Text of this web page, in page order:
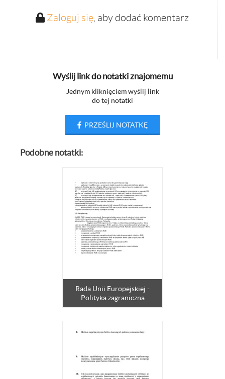
Zaloguj się, aby dodać komentarz
Wyślij link do notatki znajomemu
Jednym kliknięciem wyślij link
do tej notatki
PRZEŚLIJ NOTATKĘ
Podobne notatki:
Rada Unii Europejskiej -
Polityka zagraniczna